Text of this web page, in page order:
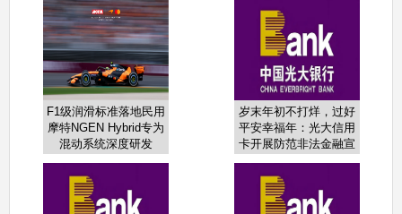
务平台
F1级润滑标准落地民用
摩特NGEN Hybrid专为
混动系统深度研发
岁末年初不打烊，过好
平安幸福年：光大信用
卡开展防范非法金融宣